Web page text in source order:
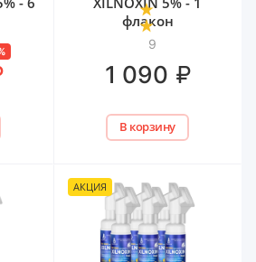
9
флакон
1 090 ₽
В корзину
АКЦИЯ